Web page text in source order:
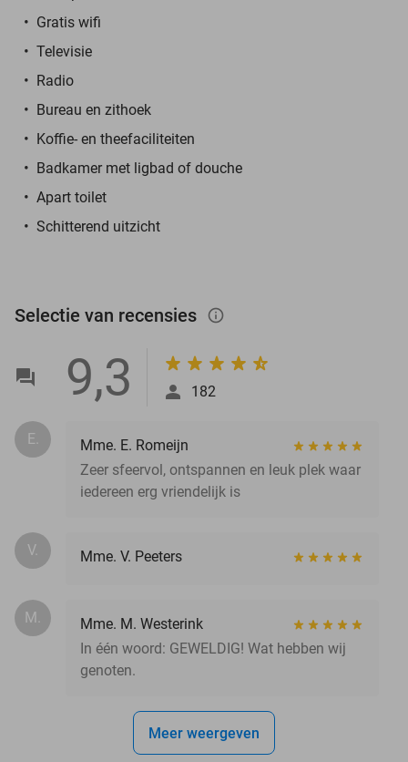
Gratis wifi
Televisie
Radio
Bureau en zithoek
Koffie- en theefaciliteiten
Badkamer met ligbad of douche
Apart toilet
Schitterend uitzicht
Selectie van recensies info_outlined
9,3 182
E.
Mme. E. Romeijn
Zeer sfeervol, ontspannen en leuk plek waar
iedereen erg vriendelijk is
V. Mme. V. Peeters
M.
Mme. M. Westerink
In één woord: GEWELDIG! Wat hebben wij
genoten.
Meer weergeven